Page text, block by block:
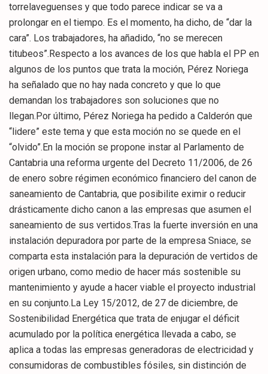
torrelaveguenses y que todo parece indicar se va a
prolongar en el tiempo. Es el momento, ha dicho, de “dar la
cara”. Los trabajadores, ha añadido, “no se merecen
titubeos”.Respecto a los avances de los que habla el PP en
algunos de los puntos que trata la moción, Pérez Noriega
ha señalado que no hay nada concreto y que lo que
demandan los trabajadores son soluciones que no
llegan.Por último, Pérez Noriega ha pedido a Calderón que
“lidere” este tema y que esta moción no se quede en el
“olvido”.En la moción se propone instar al Parlamento de
Cantabria una reforma urgente del Decreto 11/2006, de 26
de enero sobre régimen económico financiero del canon de
saneamiento de Cantabria, que posibilite eximir o reducir
drásticamente dicho canon a las empresas que asumen el
saneamiento de sus vertidos.Tras la fuerte inversión en una
instalación depuradora por parte de la empresa Sniace, se
comparta esta instalación para la depuración de vertidos de
origen urbano, como medio de hacer más sostenible su
mantenimiento y ayude a hacer viable el proyecto industrial
en su conjunto.La Ley 15/2012, de 27 de diciembre, de
Sostenibilidad Energética que trata de enjugar el déficit
acumulado por la política energética llevada a cabo, se
aplica a todas las empresas generadoras de electricidad y
consumidoras de combustibles fósiles, sin distinción de